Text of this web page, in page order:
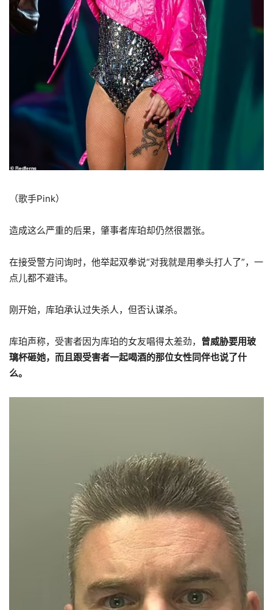
（歌手Pink）
造成这么严重的后果，肇事者库珀却仍然很嚣张。
在接受警方问询时，他举起双拳说“对我就是用拳头打人了”，一
点儿都不避讳。
刚开始，库珀承认过失杀人，但否认谋杀。
库珀声称，受害者因为库珀的女友唱得太差劲，
曾威胁要用玻
璃杯砸她，而且跟受害者一起喝酒的那位女性同伴也说了什
么。